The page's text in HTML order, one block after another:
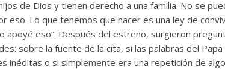
de Dios y tienen derecho a una familia. No se
eso. Lo que tenemos que hacer es una ley de
apoyé eso”. Después del estreno, surgieron
sobre la fuente de la cita, si las palabras del
inéditas o si simplemente era una repetición de